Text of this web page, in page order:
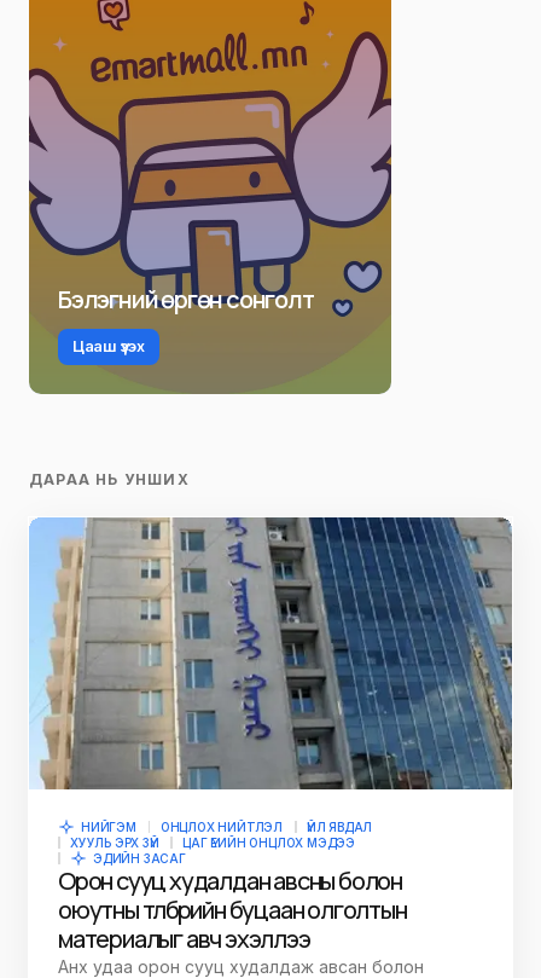
Бэлэгний өргөн сонголт
Цааш үзэх
ДАРАА НЬ УНШИХ
НИЙГЭМ ОНЦЛОХ НИЙТЛЭЛ
ҮЙЛ ЯВДАЛ
ХУУЛЬ ЭРХ ЗҮЙ
ЦАГ ҮЕИЙН ОНЦЛОХ МЭДЭЭ
ЭДИЙН ЗАСАГ
Орон сууц худалдан авсны болон
оюутны төлбөрийн буцаан олголтын
материалыг авч эхэллээ
Анх удаа орон сууц худалдаж авсан болон